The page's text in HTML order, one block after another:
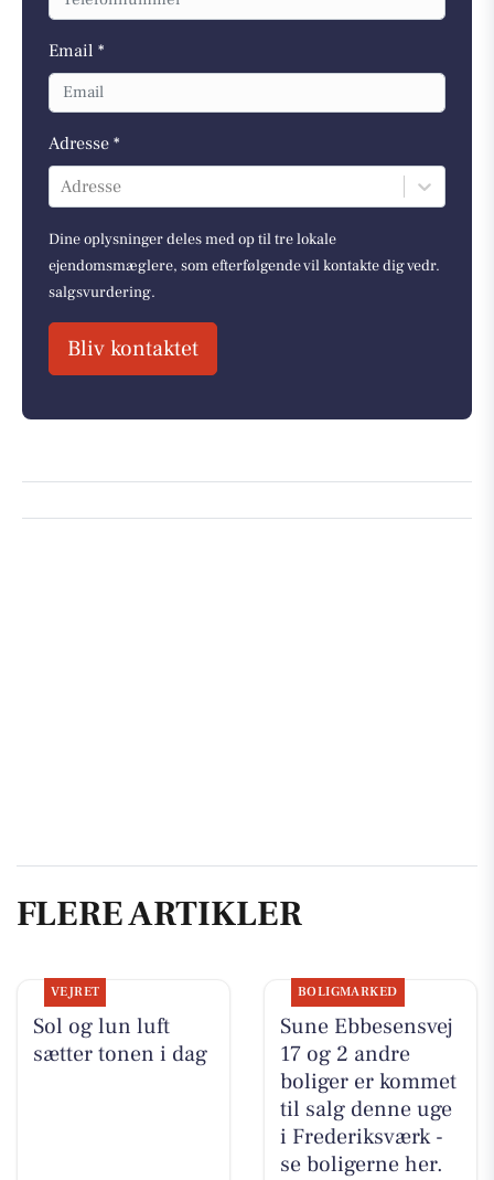
Email *
Adresse *
Adresse
Dine oplysninger deles med op til tre lokale
ejendomsmæglere, som efterfølgende vil kontakte dig vedr.
salgsvurdering.
Bliv kontaktet
FLERE ARTIKLER
VEJRET
Sol og lun luft
sætter tonen i dag
BOLIGMARKED
Sune Ebbesensvej
17 og 2 andre
boliger er kommet
til salg denne uge
i Frederiksværk -
se boligerne her.